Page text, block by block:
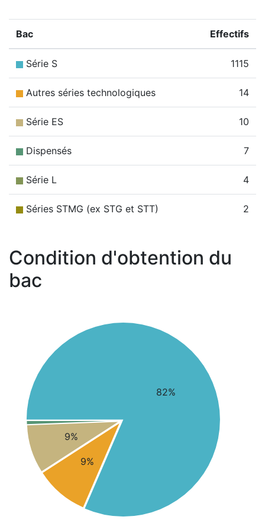
Bac Effectifs
Série S 1115
Autres séries technologiques 14
Série ES 10
Dispensés 7
Série L 4
Séries STMG (ex STG et STT) 2
Condition d'obtention du
bac
82%
9%
9%